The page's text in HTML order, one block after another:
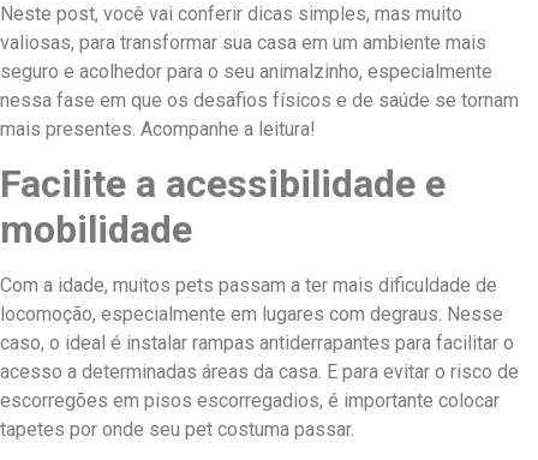
Neste post, você vai conferir dicas simples, mas muito
valiosas, para transformar sua casa em um ambiente mais
seguro e acolhedor para o seu animalzinho, especialmente
nessa fase em que os desafios físicos e de saúde se tornam
mais presentes. Acompanhe a leitura!
Facilite a acessibilidade e
mobilidade
Com a idade, muitos pets passam a ter mais dificuldade de
locomoção, especialmente em lugares com degraus. Nesse
caso, o ideal é instalar rampas antiderrapantes para facilitar o
acesso a determinadas áreas da casa. E para evitar o risco de
escorregões em pisos escorregadios, é importante colocar
tapetes por onde seu pet costuma passar.